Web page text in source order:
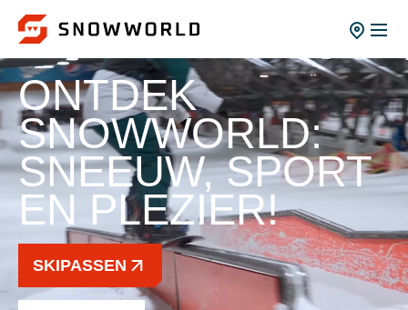
ONTDEK
SNOWWORLD:
SNEEUW, SPORT
EN PLEZIER!
SKIPASSEN